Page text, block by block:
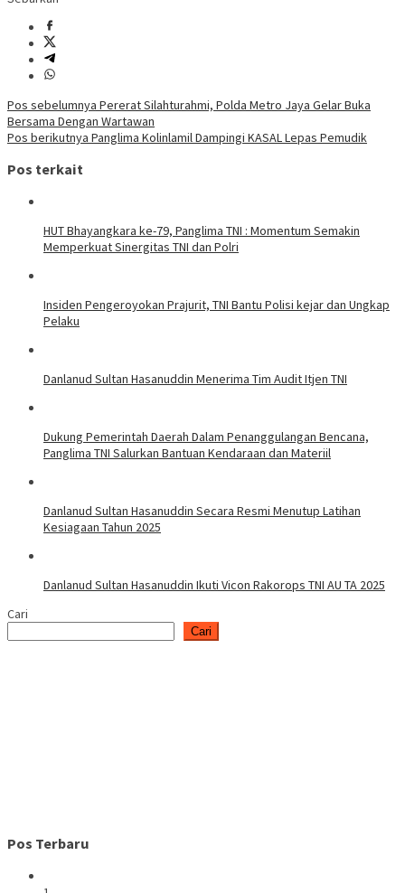
Navigasi
pos
Pos sebelumnya Pererat Silahturahmi, Polda Metro Jaya Gelar Buka
Bersama Dengan Wartawan
Pos berikutnya Panglima Kolinlamil Dampingi KASAL Lepas Pemudik
Pos terkait
HUT Bhayangkara ke-79, Panglima TNI : Momentum Semakin
Memperkuat Sinergitas TNI dan Polri
Insiden Pengeroyokan Prajurit, TNI Bantu Polisi kejar dan Ungkap
Pelaku
Danlanud Sultan Hasanuddin Menerima Tim Audit Itjen TNI
Dukung Pemerintah Daerah Dalam Penanggulangan Bencana,
Panglima TNI Salurkan Bantuan Kendaraan dan Materiil
Danlanud Sultan Hasanuddin Secara Resmi Menutup Latihan
Kesiagaan Tahun 2025
Danlanud Sultan Hasanuddin Ikuti Vicon Rakorops TNI AU TA 2025
Cari
Cari
Pos Terbaru